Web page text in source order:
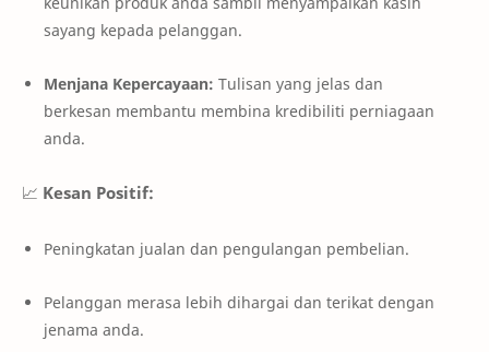
sayang kepada pelanggan.
Menjana Kepercayaan: Tulisan yang jelas dan
berkesan membantu membina kredibiliti perniagaan
anda.
📈 Kesan Positif:
Peningkatan jualan dan pengulangan pembelian.
Pelanggan merasa lebih dihargai dan terikat dengan
jenama anda.